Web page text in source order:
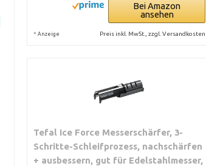
Bei Amazon
ansehen
* Anzeige Preis inkl. MwSt., zzgl. Versandkosten
Tefal Ice Force Messerschärfer, 3-
Schritte-Schleifprozess, nachschärfen
+ ausbessern, gut für Edelstahlmesser,